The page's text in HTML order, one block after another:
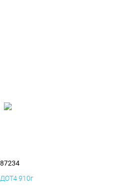
910г